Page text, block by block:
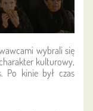
wybrali się
kulturowy,
Po kinie był czas